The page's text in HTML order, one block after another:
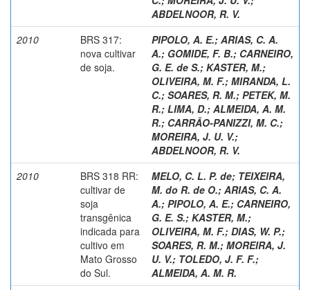
ABDELNOOR, R. V.
2010
BRS 317:
nova cultivar
de soja.
PIPOLO, A. E.; ARIAS, C. A.
A.; GOMIDE, F. B.; CARNEIRO,
G. E. de S.; KASTER, M.;
OLIVEIRA, M. F.; MIRANDA, L.
C.; SOARES, R. M.; PETEK, M.
R.; LIMA, D.; ALMEIDA, A. M.
R.; CARRÃO-PANIZZI, M. C.;
MOREIRA, J. U. V.;
ABDELNOOR, R. V.
2010
BRS 318 RR:
cultivar de
soja
transgênica
indicada para
cultivo em
Mato Grosso
do Sul.
MELO, C. L. P. de; TEIXEIRA,
M. do R. de O.; ARIAS, C. A.
A.; PIPOLO, A. E.; CARNEIRO,
G. E. S.; KASTER, M.;
OLIVEIRA, M. F.; DIAS, W. P.;
SOARES, R. M.; MOREIRA, J.
U. V.; TOLEDO, J. F. F.;
ALMEIDA, A. M. R.